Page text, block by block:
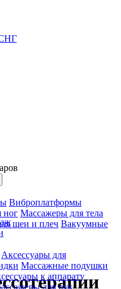
СНГ
Виброплатформы
ног Массажеры для тела
шеи и плеч Вакуумные
Аксессуары для
Массажные подушки
к аппарату
для рук